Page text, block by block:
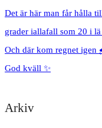
Det är här man får hålla
grader iallafall som 20 i
Och där kom regnet
God kväll ✨
Arkiv